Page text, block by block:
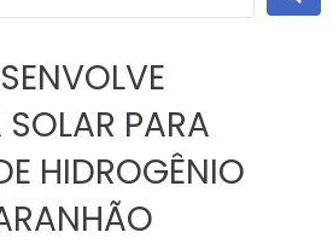
PARA
HIDROGÊNIO